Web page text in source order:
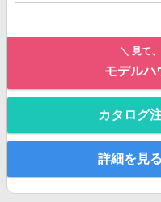
＼ 見て
モデルハ
カタログ
詳細を見